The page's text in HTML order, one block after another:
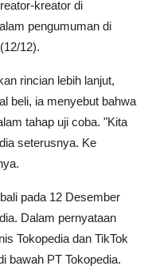
kreator di
pengumuman di
12).
rincian lebih lanjut,
beli, ia menyebut bahwa
tahap uji coba. "Kita
seterusnya. Ke
pada 12 Desember
Dalam pernyataan
Tokopedia dan TikTok
bawah PT Tokopedia.